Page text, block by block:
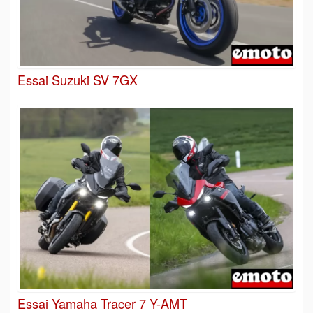
Essai Suzuki SV 7GX
Essai Yamaha Tracer 7 Y-AMT